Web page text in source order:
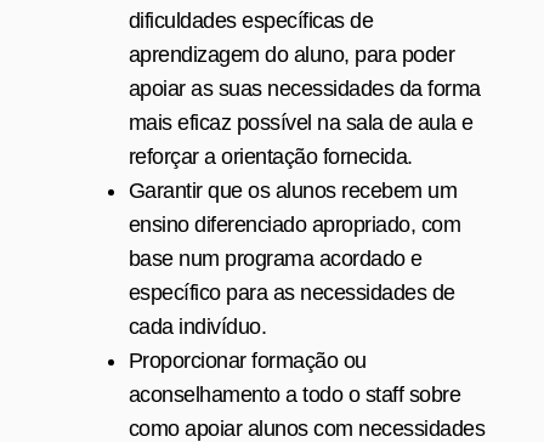
dificuldades específicas de
aprendizagem do aluno, para poder
apoiar as suas necessidades da forma
mais eficaz possível na sala de aula e
reforçar a orientação fornecida.
Garantir que os alunos recebem um
ensino diferenciado apropriado, com
base num programa acordado e
específico para as necessidades de
cada indivíduo.
Proporcionar formação ou
aconselhamento a todo o staff sobre
como apoiar alunos com necessidades